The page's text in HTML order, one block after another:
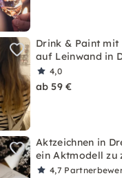
Drink & Paint mit
auf Leinwand in
4,0
ab 59 €
Aktzeichnen in
ein Aktmodell zu
4,7